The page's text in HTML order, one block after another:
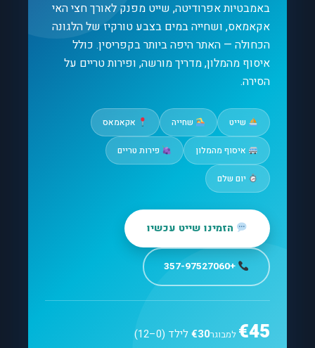
באמבטיות אפרודיטה, שייט מפנק לאורך חצי האי
אקאמאס, ושחייה במים בצבע טורקיז של הלגונה
הכחולה — האתר היפה ביותר בקפריסין. כולל
איסוף מהמלון, מדריך מורשה, ופירות טריים על
הסירה.
שייט שחייה אקאמאס
איסוף מהמלון פירות טריים
יום שלם
הזמינו שייט עכשיו
+357-97527060
€45 למבוגר€30לילד (0–12)